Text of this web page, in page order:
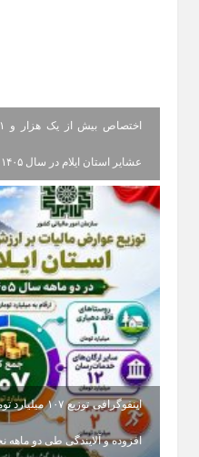
عشایر استان ایلام در سال ۱۴۰۵
اینفوگرافی
افزوده و آلایندگی طی دو ماهه نخست ۱۴۰۵ در